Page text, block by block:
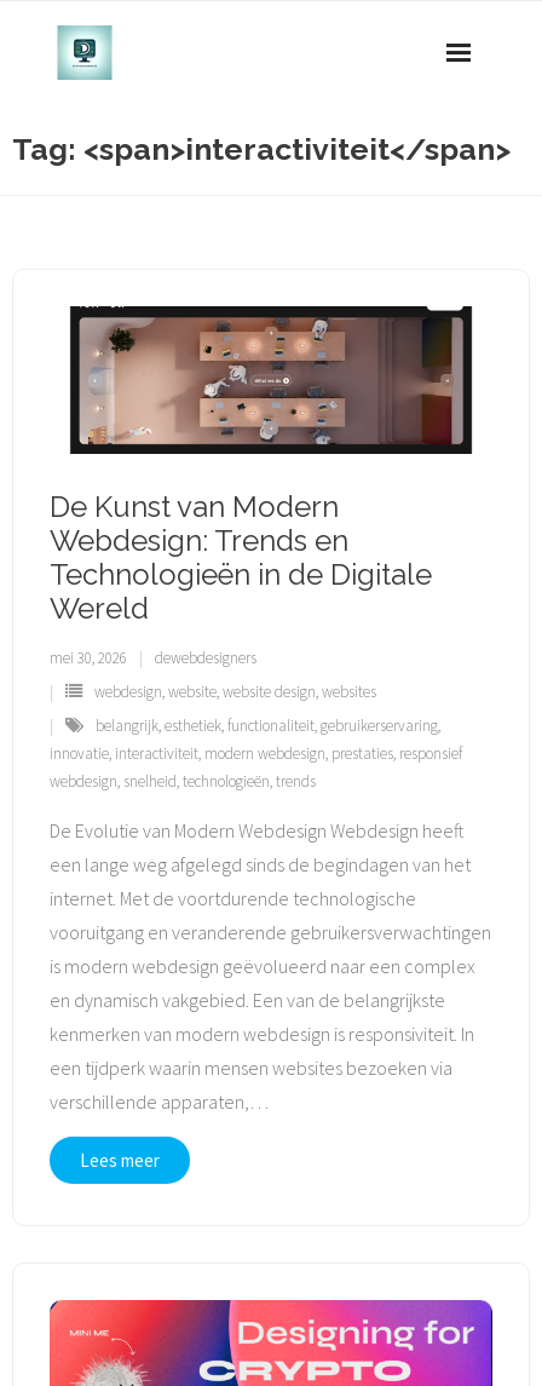
Tag: <span>interactiviteit</span>
De Kunst van Modern
Webdesign: Trends en
Technologieën in de Digitale
Wereld
mei 30, 2026
dewebdesigners
webdesign,website,website design,websites
belangrijk,esthetiek,functionaliteit,gebruikerservaring,
innovatie, interactiviteit, modern webdesign, prestaties, responsief
webdesign, snelheid,technologieën,trends
De Evolutie van Modern Webdesign Webdesign heeft
een lange weg afgelegd sinds de begindagen van het
internet. Met de voortdurende technologische
vooruitgang en veranderende gebruikersverwachtingen
is modern webdesign geëvolueerd naar een complex
en dynamisch vakgebied. Een van de belangrijkste
kenmerken van modern webdesign is responsiviteit. In
een tijdperk waarin mensen websites bezoeken via
verschillende apparaten,…
Lees meer